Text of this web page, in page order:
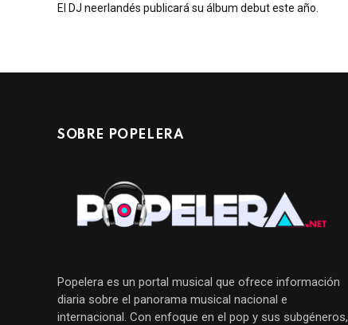
El DJ neerlandés publicará su álbum debut este año.
SOBRE POPELERA
Popelera es un portal musical que ofrece información
diaria sobre el panorama musical nacional e
internacional. Con enfoque en el pop y sus subgéneros,